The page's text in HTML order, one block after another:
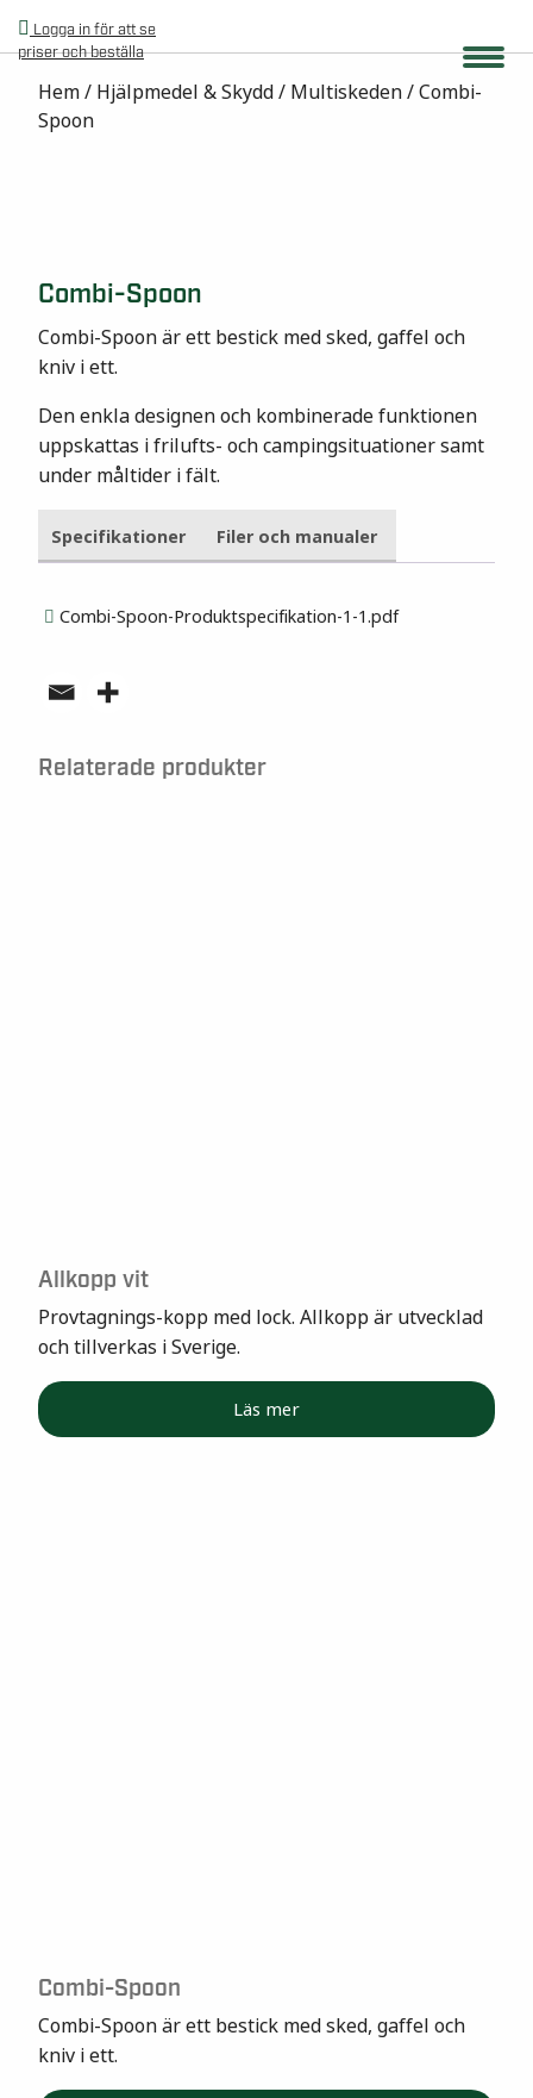
Logga in för att se
priser och beställa
Hem/ Hjälpmedel & Skydd/ Multiskeden/ Combi-
Spoon
Combi-Spoon
Combi-Spoon är ett bestick med sked, gaffel och
kniv i ett.
Den enkla designen och kombinerade funktionen
uppskattas i frilufts- och campingsituationer samt
under måltider i fält.
Specifikationer Filer och manualer
Combi-Spoon-Produktspecifikation-1-1.pdf
Relaterade produkter
Allkopp vit
Provtagnings-kopp med lock. Allkopp är utvecklad
och tillverkas i Sverige.
Läs mer
Combi-Spoon
Combi-Spoon är ett bestick med sked, gaffel och
kniv i ett.